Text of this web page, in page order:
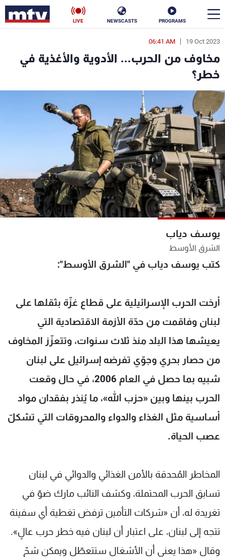
PROGRAMS
NEWSCASTS
LIVE
19 Oct 2023
06:41 AM
مخاوف من الحرب... الأدوية والأغذية في
خطر؟
يوسف دياب
الشرق الأوسط
كتب يوسف دياب في "الشرق الأوسط":
أرخت الحرب الإسرائيلية على قطاع غزّة بثقلها على
لبنان وفاقمت من حدّة الأزمة الاقتصادية التي
يعيشها هذا البلد منذ ثلاث سنوات، وتتعزّز المخاوف
من حصار بحري وجوّي تفرضه إسرائيل على لبنان
شبيه بما حصل في العام 2006، في حال وقعت
الحرب بينها وبين «حزب الله»، ما يُنذر بفقدان مواد
أساسية مثل الغذاء والدواء والمحروقات التي تشكلّ
عصب الحياة.
المخاطر المُحدقة بالأمن الغذائي والدوائي في لبنان
تسابق الحرب المحتملة، وكشف النائب مارك ضوّ في
تغريدة له، أن «شركات التأمين ترفض تغطية أي سفينة
تتجه إلى لبنان، على اعتبار أن لبنان فيه خطر حرب عالٍ».
وقال «هذا يعني أن الأشغال ستتعطّل ويمكن شحّ
en
الأخبار
سياسة ناس
إقتصاد
منوعات رياضة
كأس العالم
البرامج
جدول البرامج
شاهد البرامج
الترددات
لاعلاناتكم
شروط الإسـتخدام